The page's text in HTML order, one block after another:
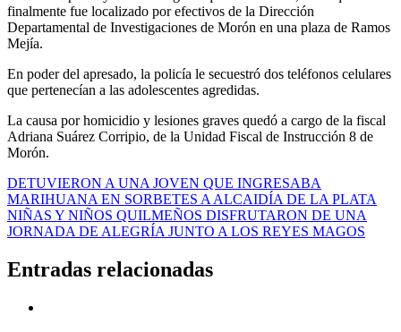
finalmente fue localizado por efectivos de la Dirección
Departamental de Investigaciones de Morón en una plaza de Ramos
Mejía.
En poder del apresado, la policía le secuestró dos teléfonos celulares
que pertenecían a las adolescentes agredidas.
La causa por homicidio y lesiones graves quedó a cargo de la fiscal
Adriana Suárez Corripio, de la Unidad Fiscal de Instrucción 8 de
Morón.
Navegación
de
entradas
DETUVIERON A UNA JOVEN QUE INGRESABA
MARIHUANA EN SORBETES A ALCAIDÍA DE LA PLATA
NIÑAS Y NIÑOS QUILMEÑOS DISFRUTARON DE UNA
JORNADA DE ALEGRÍA JUNTO A LOS REYES MAGOS
Entradas relacionadas